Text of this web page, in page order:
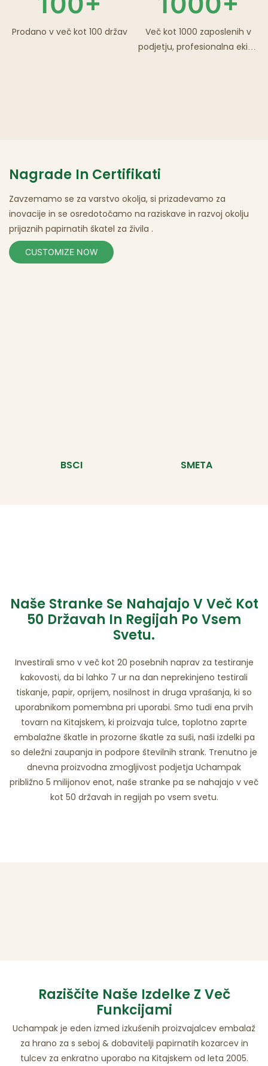
Prodano v več kot 100 držav
Več kot 1000 zaposlenih v
podjetju, profesionalna ekipa
Nagrade In Certifikati
Zavzemamo se za varstvo okolja, si prizadevamo za
inovacije in se osredotočamo na raziskave in razvoj okolju
prijaznih papirnatih škatel za živila .
CUSTOMIZE NOW
BSCI SMETA
Naše Stranke Se Nahajajo V Več Kot
50 Državah In Regijah Po Vsem
Svetu.
Investirali smo v več kot 20 posebnih naprav za testiranje
kakovosti, da bi lahko 7 ur na dan neprekinjeno testirali
tiskanje, papir, oprijem, nosilnost in druga vprašanja, ki so
uporabnikom pomembna pri uporabi. Smo tudi ena prvih
tovarn na Kitajskem, ki proizvaja tulce, toplotno zaprte
embalažne škatle in prozorne škatle za suši, naši izdelki pa
so deležni zaupanja in podpore številnih strank. Trenutno je
dnevna proizvodna zmogljivost podjetja Uchampak
približno 5 milijonov enot, naše stranke pa se nahajajo v več
kot 50 državah in regijah po vsem svetu.
Raziščite Naše Izdelke Z Več
Funkcijami
Uchampak je eden izmed izkušenih proizvajalcev embalaž
za hrano za s seboj & dobavitelji papirnatih kozarcev in
tulcev za enkratno uporabo na Kitajskem od leta 2005.